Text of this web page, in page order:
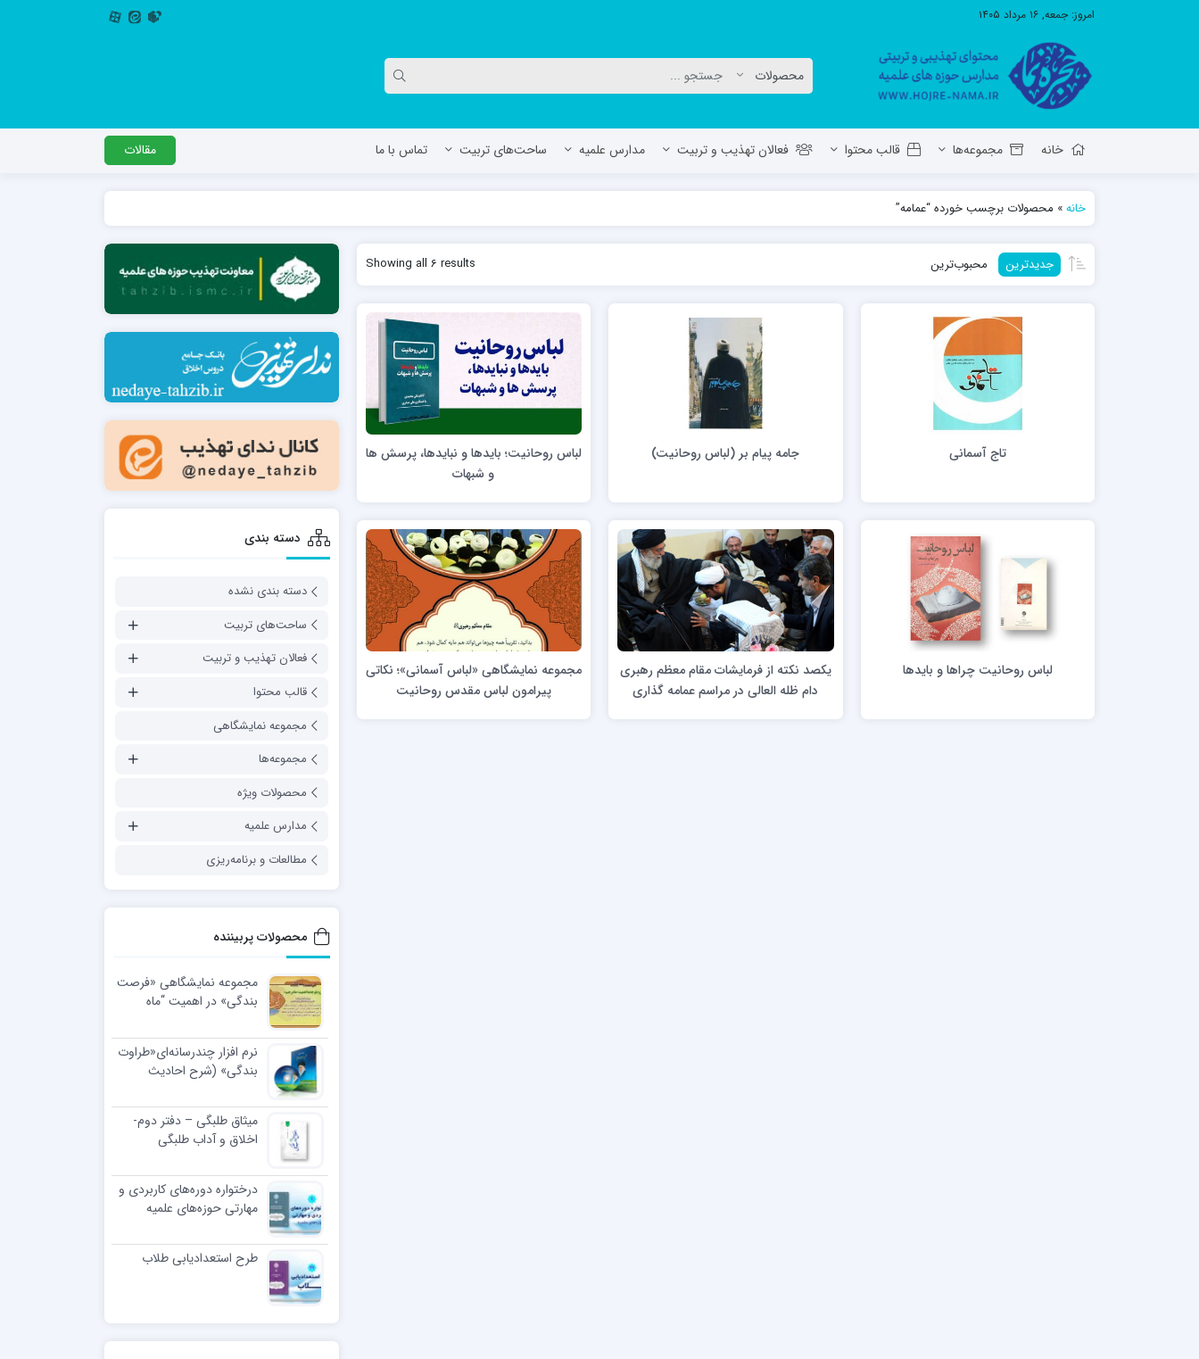
امروز: جمعه, ۱۶ مرداد ۱۴۰۵
خانه مجموعه‌ها قالب محتوا فعالان تهذیب و تربیت مدارس علمیه
معاونت تهذیب استان آ.ش
حوزه علمیه حضرت ولی عصر عج بناب
مدرسه علمیه صاحب الزمان عج مرند
مدرسه علمیه جعفریه
مدرسه علمیه المهدی (عج)/ آران و بیدگل
حوزه علمیه سفیران هدایت رهنان
مدرسه آیت الله العظمی گلپایگانی ره
مدرسه اباصالح المهدی عج
مدرسه امام جعفر صادق علیه السلام ساوجبلاغ
مدرسه علمیه امام حسن مجتبی(ع) چهارباغ
مدرسه علمیه حضرت حجت علیه السلام (امام
رضا علیه السلام)
مدرسه علمیه امام خمینی (ره)
مدرسه علمیه دارالحکمة
حوزه علمیه امام صادق علیه السلام پرند
امام حسن عسکری علیه السلام مدرسه علمیه ولیعصر (عج) خرمدره
مدرسه فقهی تخصصی امام رضا علیه السلام
صالحیه (مکتب الصادق ع) کازرون
مدرسه امام کاظم علیه السلام
مدرسه علمیه آیت الله بهجت(ره)
مدرسه علمیه ائمه اطهار
مدرسه جهانگیرخان
مدرسه علمیه دارالهدی
مدرسه علمیه قائمیه عج/ بم
مدرسه علمیه امام صادق علیه السلام/جیرفت
مدرسه علمیه فخریه/ راور
مدرسه علمیه امام خمینی ره/ رفسنجان
مدرسه علمیه پیامبر اعظم/ رودبار جنوب
مدرسه علمیه اهل بیت علیهم‌السلام/ قلعه گنج
امام جعفر صادق علیه السلام گچساران
امام مهدی منتظر عج
ولایت (امامیه)
ساحت‌های تربیت تماس با ما مقالات
خانه» محصولات برچسب خورده “عمامه”
جدیدترین محبوب‌ترین Showing all 6 results
تاج آسمانی جامه پیام بر (لباس روحانیت)
لباس روحانیت؛ بایدها و نبایدها، پرسش ها
و شبهات
لباس روحانیت چراها و بایدها
یکصد نکته از فرمایشات مقام معظم رهبری
دام ظله العالی در مراسم عمامه گذاری
مجموعه نمایشگاهی «لباس آسمانی»؛ نکاتی
پیرامون لباس مقدس روحانیت
دسته بندی
دسته بندی نشده
ساحت‌های تربیت
فعالان تهذیب و تربیت
قالب محتوا
مجموعه نمایشگاهی
مجموعه‌ها
محصولات ویژه
مدارس علمیه
مطالعات و برنامه‌ریزی
محصولات پربیننده
مجموعه نمایشگاهی «فرصت
بندگی» در اهمیت “ماه
نرم افزار چندرسانه‌ای«طراوت
بندگی» (شرح احادیث
اسلامی)
میثاق طلبگی – دفتر دوم-
اخلاق و آداب طلبگی
درختواره دوره‌های کاربردی و
مهارتی حوزه‌های علمیه
طرح استعدادیابی طلاب